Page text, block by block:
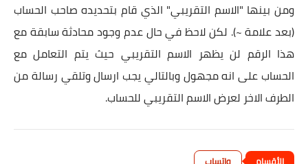
ومن بينها "الاسم التقريبي" الذي قام بتحديده صاحب الحساب
(بعد علامة ~). لكن لاحظ في حال عدم وجود محادثة سابقة مع
هذا الرقم لن يظهر الاسم التقريبي حيث يتم التعامل مع
الحساب على انه مجهول وبالتالي يجب ارسال وتلقي رسالة من
الطرف الاخر لعرض الاسم التقريبي للحساب.